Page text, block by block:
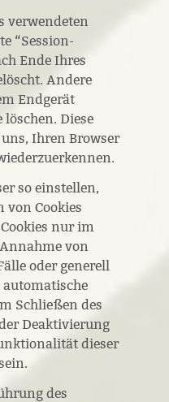
verwendeten
“Session-
Ende Ihres
Andere
Endgerät
löschen. Diese
Ihren Browser
so einstellen,
von Cookies
nur im
von
oder generell
automatische
Schließen des
Deaktivierung
dieser
des